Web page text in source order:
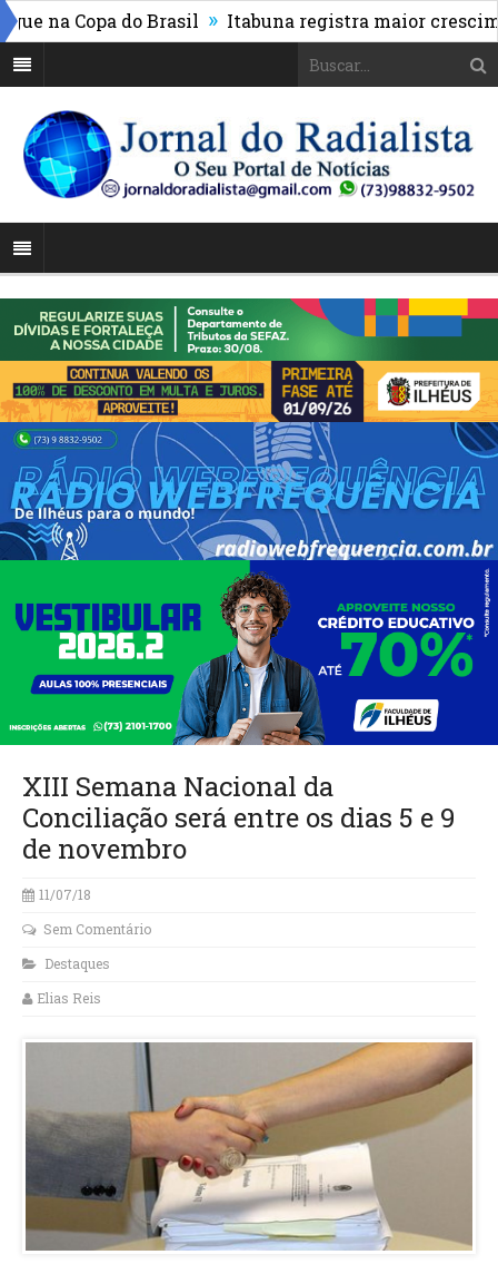
Copa do Brasil » Itabuna registra maior crescimento
XIII Semana Nacional da
Conciliação será entre os dias 5 e 9
de novembro
11/07/18
Sem Comentário
Destaques
Elias Reis